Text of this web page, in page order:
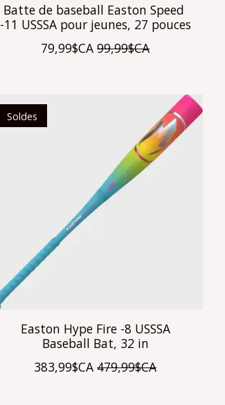
Batte de baseball Easton Speed ​​
-11 USSSA pour jeunes, 27 pouces
79,99$CA 99,99$CA
Soldes
Easton Hype Fire -8 USSSA
Baseball Bat, 32 in
383,99$CA 479,99$CA